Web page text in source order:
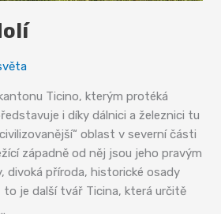
Ticino, kterým protéká
i díky dálnici a železnici tu
oblast v severní části
západně od něj jsou jeho pravým
divoká příroda, historické osady
to je další tvář Ticina, která určitě